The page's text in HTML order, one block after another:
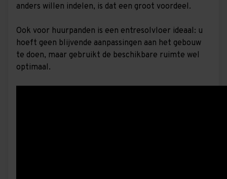
anders willen indelen, is dat een groot voordeel.
Ook voor huurpanden is een entresolvloer ideaal: u
hoeft geen blijvende aanpassingen aan het gebouw
te doen, maar gebruikt de beschikbare ruimte wel
optimaal.